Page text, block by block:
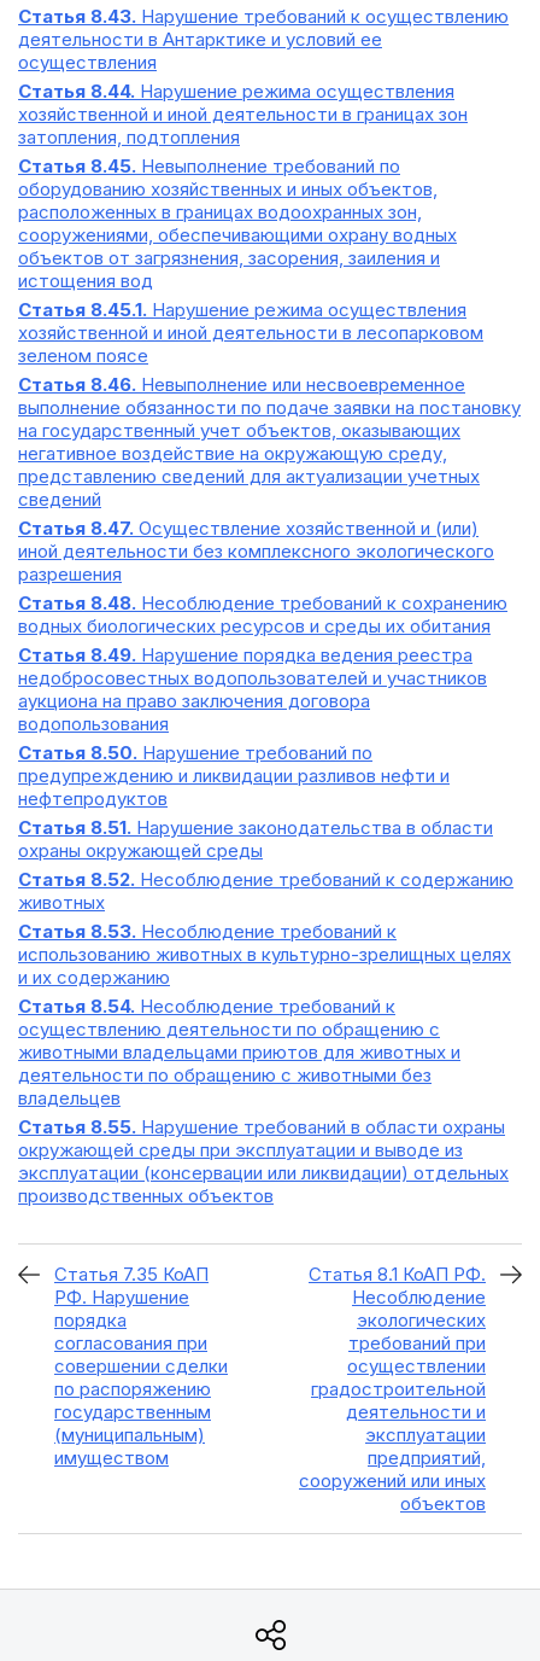
Статья 8.43. Нарушение требований к осуществлению
деятельности в Антарктике и условий ее
осуществления
Статья 8.44. Нарушение режима осуществления
хозяйственной и иной деятельности в границах зон
затопления, подтопления
Статья 8.45. Невыполнение требований по
оборудованию хозяйственных и иных объектов,
расположенных в границах водоохранных зон,
сооружениями, обеспечивающими охрану водных
объектов от загрязнения, засорения, заиления и
истощения вод
Статья 8.45.1. Нарушение режима осуществления
хозяйственной и иной деятельности в лесопарковом
зеленом поясе
Статья 8.46. Невыполнение или несвоевременное
выполнение обязанности по подаче заявки на постановку
на государственный учет объектов, оказывающих
негативное воздействие на окружающую среду,
представлению сведений для актуализации учетных
сведений
Статья 8.47. Осуществление хозяйственной и (или)
иной деятельности без комплексного экологического
разрешения
Статья 8.48. Несоблюдение требований к сохранению
водных биологических ресурсов и среды их обитания
Статья 8.49. Нарушение порядка ведения реестра
недобросовестных водопользователей и участников
аукциона на право заключения договора
водопользования
Статья 8.50. Нарушение требований по
предупреждению и ликвидации разливов нефти и
нефтепродуктов
Статья 8.51. Нарушение законодательства в области
охраны окружающей среды
Статья 8.52. Несоблюдение требований к содержанию
животных
Статья 8.53. Несоблюдение требований к
использованию животных в культурно-зрелищных целях
и их содержанию
Статья 8.54. Несоблюдение требований к
осуществлению деятельности по обращению с
животными владельцами приютов для животных и
деятельности по обращению с животными без
владельцев
Статья 8.55. Нарушение требований в области охраны
окружающей среды при эксплуатации и выводе из
эксплуатации (консервации или ликвидации) отдельных
производственных объектов
Статья 7.35 КоАП
РФ. Нарушение
порядка
согласования при
совершении сделки
по распоряжению
государственным
(муниципальным)
имуществом
Статья 8.1 КоАП РФ.
Несоблюдение
экологических
требований при
осуществлении
градостроительной
деятельности и
эксплуатации
предприятий,
сооружений или иных
объектов